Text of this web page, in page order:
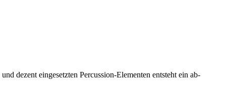
dezent eingesetzten Percussion-Elementen entsteht ein ab­